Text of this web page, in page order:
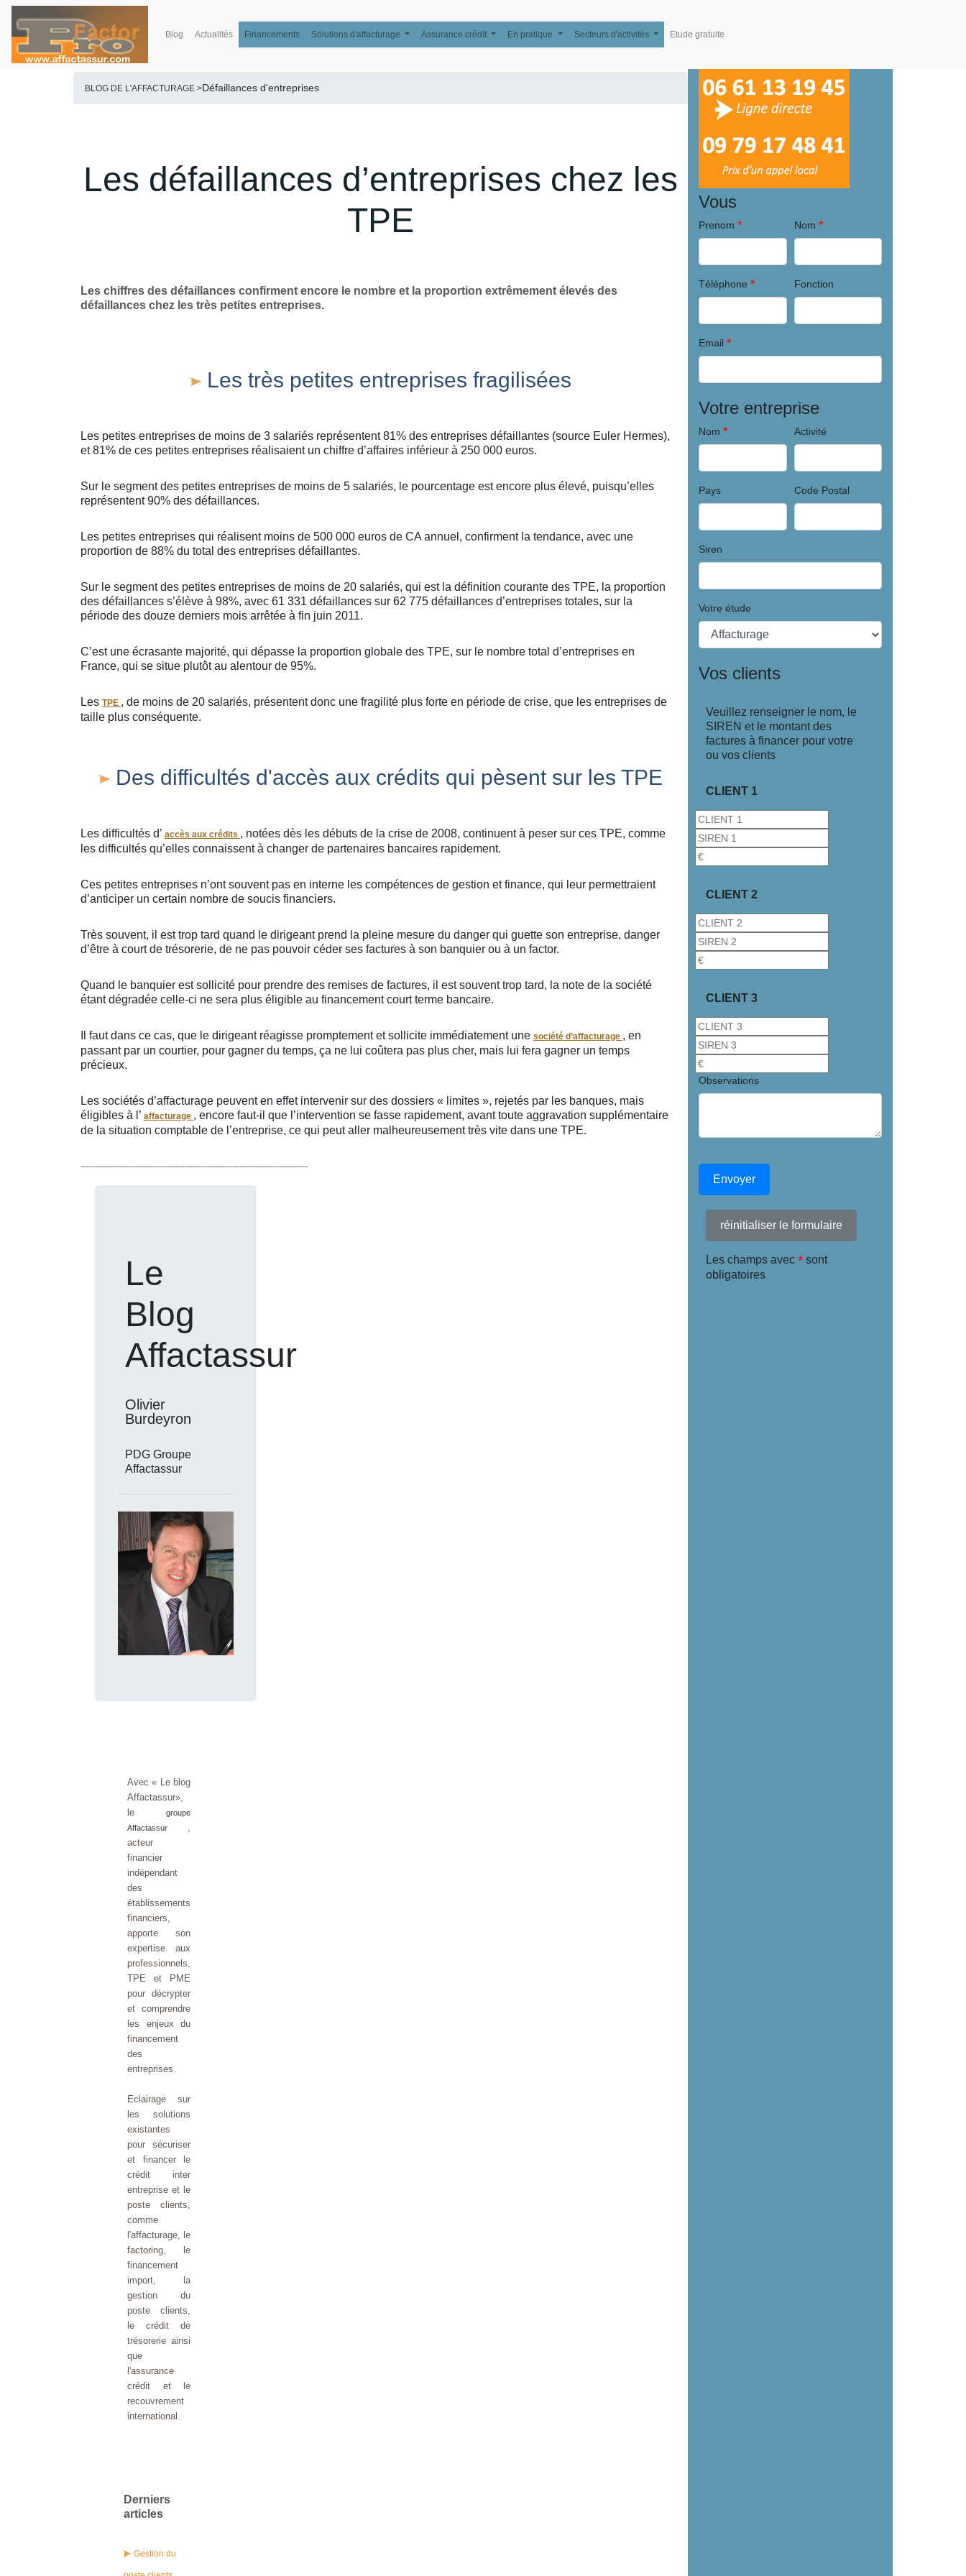
Blog Actualités Financements Solutions d'affacturage Assurance crédit En pratique Secteurs d'activités Etude gratuite
BLOG DE L'AFFACTURAGE >Défaillances d'entreprises
Les défaillances d’entreprises chez les
TPE
Les chiffres des défaillances confirment encore le nombre et la proportion extrêmement élevés des
défaillances chez les très petites entreprises.
Les très petites entreprises fragilisées
Les petites entreprises de moins de 3 salariés représentent 81% des entreprises défaillantes (source Euler Hermes),
et 81% de ces petites entreprises réalisaient un chiffre d’affaires inférieur à 250 000 euros.
Sur le segment des petites entreprises de moins de 5 salariés, le pourcentage est encore plus élevé, puisqu’elles
représentent 90% des défaillances.
Les petites entreprises qui réalisent moins de 500 000 euros de CA annuel, confirment la tendance, avec une
proportion de 88% du total des entreprises défaillantes.
Sur le segment des petites entreprises de moins de 20 salariés, qui est la définition courante des TPE, la proportion
des défaillances s’élève à 98%, avec 61 331 défaillances sur 62 775 défaillances d’entreprises totales, sur la
période des douze derniers mois arrêtée à fin juin 2011.
C’est une écrasante majorité, qui dépasse la proportion globale des TPE, sur le nombre total d’entreprises en
France, qui se situe plutôt au alentour de 95%.
Les TPE , de moins de 20 salariés, présentent donc une fragilité plus forte en période de crise, que les entreprises de
taille plus conséquente.
Des difficultés d'accès aux crédits qui pèsent sur les TPE
Les difficultés d’ accès aux crédits , notées dès les débuts de la crise de 2008, continuent à peser sur ces TPE, comme
les difficultés qu’elles connaissent à changer de partenaires bancaires rapidement.
Ces petites entreprises n’ont souvent pas en interne les compétences de gestion et finance, qui leur permettraient
d’anticiper un certain nombre de soucis financiers.
Très souvent, il est trop tard quand le dirigeant prend la pleine mesure du danger qui guette son entreprise, danger
d’être à court de trésorerie, de ne pas pouvoir céder ses factures à son banquier ou à un factor.
Quand le banquier est sollicité pour prendre des remises de factures, il est souvent trop tard, la note de la société
étant dégradée celle-ci ne sera plus éligible au financement court terme bancaire.
Il faut dans ce cas, que le dirigeant réagisse promptement et sollicite immédiatement une société d’affacturage , en
passant par un courtier, pour gagner du temps, ça ne lui coûtera pas plus cher, mais lui fera gagner un temps
précieux.
Les sociétés d’affacturage peuvent en effet intervenir sur des dossiers « limites », rejetés par les banques, mais
éligibles à l’ affacturage , encore faut-il que l’intervention se fasse rapidement, avant toute aggravation supplémentaire
de la situation comptable de l’entreprise, ce qui peut aller malheureusement très vite dans une TPE.
-------------------------------------------------------------------------------
Le
Blog
Affactassur
Olivier
Burdeyron
PDG Groupe
Affactassur
Avec « Le blog
Affactassur»,
le
groupe
Affactassur ,
acteur
financier
indépendant
des
établissements
financiers,
apporte son
expertise aux
professionnels,
TPE et PME
pour décrypter
et comprendre
les enjeux du
financement
des
entreprises.
Eclairage sur
les solutions
existantes
pour sécuriser
et financer le
crédit inter
entreprise et le
poste clients,
comme
l'affacturage, le
factoring, le
financement
import, la
gestion du
poste clients,
le crédit de
trésorerie ainsi
que
l'assurance
crédit et le
recouvrement
international.
Derniers
articles
Gestion du
Vous
Prenom * Nom *
Téléphone * Fonction
Email *
Votre entreprise
Nom * Activité
Pays Code Postal
Siren
Votre étude
Vos clients
Veuillez renseigner le nom, le
SIREN et le montant des
factures à financer pour votre
ou vos clients
CLIENT 1
CLIENT 2
CLIENT 3
Observations
Envoyer
réinitialiser le formulaire
Les champs avec * sont
obligatoires